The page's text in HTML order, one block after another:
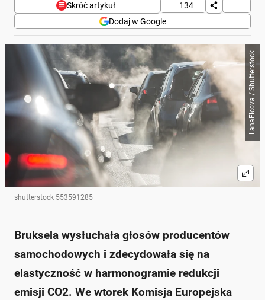
Skróć artykuł
134
Dodaj w Google
Poniżej streszczenie artykułu:
Skrót przygotowany przez Onet Czat z AI, może zawierać błędy.
Komisja Europejska planuje przedłużenie terminu na
dostosowanie się do unijnych celów emisyjnych CO2
dla producentów samochodów.
Producenci mogli zmierzyć się z sankcjami do 15 mld
euro za niezrealizowanie celów na 2025 r.
Od 2035 r. w UE będą sprzedawane wyłącznie
pojazdy bezemisyjne.
Producenci otrzymają dodatkowe trzy lata na
dostosowanie się do regulacji, co ma pomóc uniknąć
kar finansowych.
komisarzy, którzy obradować będą w środę.
LanaElcova / Shutterstock
shutterstock 553591285
Bruksela wysłuchała głosów producentów
samochodowych i zdecydowała się na
elastyczność w harmonogramie redukcji
emisji CO2. We wtorek Komisja Europejska